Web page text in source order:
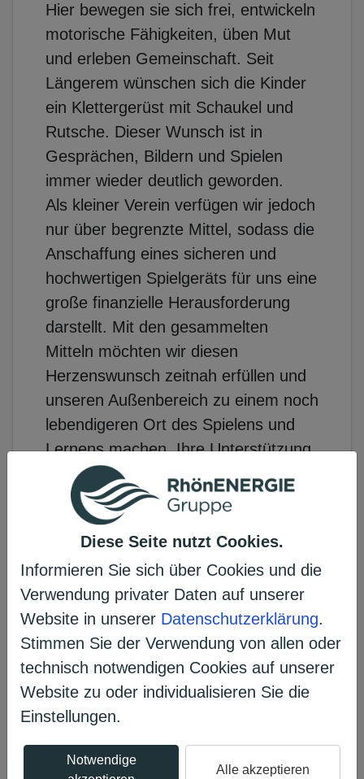
Diese Seite nutzt Cookies.
Informieren Sie sich über Cookies und die
Verwendung privater Daten auf unserer
Website in unserer Datenschutzerklärung.
Stimmen Sie der Verwendung von allen oder
technisch notwendigen Cookies auf unserer
Website zu oder individualisieren Sie die
Einstellungen.
Notwendige
Alle akzeptieren
Hier bewegen sie sich frei, entwickeln
motorische Fähigkeiten, üben Mut
und erleben Gemeinschaft. Seit
Längerem wünschen sich die Kinder
ein Klettergerüst mit Schaukel und
Rutsche. Dieser Wunsch ist in
Gesprächen, Bildern und Spielen
immer wieder deutlich geworden.
Als kleiner Verein verfügen wir jedoch
nur über begrenzte Mittel, sodass die
Anschaffung eines sicheren und
hochwertigen Spielgeräts für uns eine
große finanzielle Herausforderung
darstellt. Mit den gesammelten
Mitteln möchten wir diesen
Herzenswunsch zeitnah erfüllen und
unseren Außenbereich zu einem noch
lebendigeren Ort des Spielens und
Lernens machen. Ihre Unterstützung
würde unmittelbar den Kindern
zugutekommen und ihre tägliche
Spiel- und Bewegungsfreude
nachhaltig bereichern.
Erzählen Sie es Ihren Freunden
𝕏